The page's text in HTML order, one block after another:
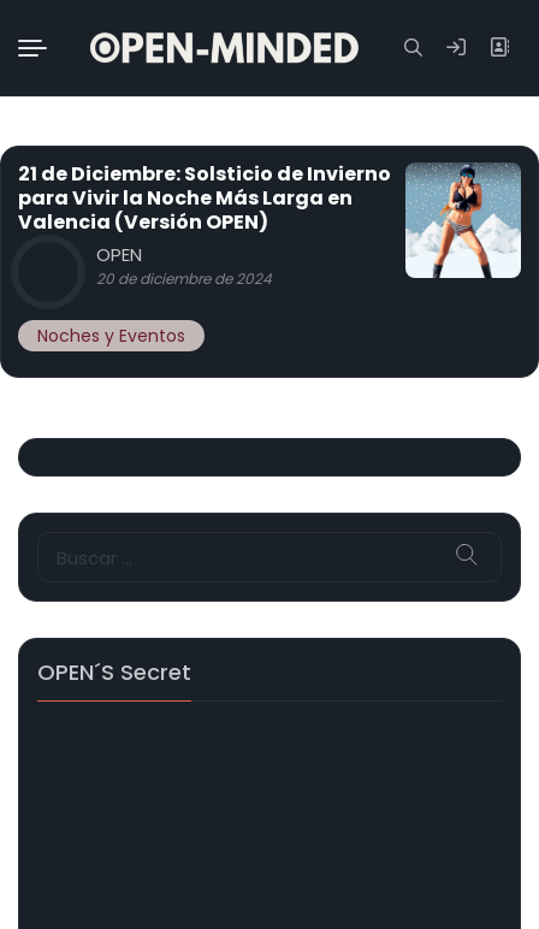
Buscar:
21 de Diciembre: Solsticio de Invierno
para Vivir la Noche Más Larga en
Valencia (Versión OPEN)
OPEN
20 de diciembre de 2024
Noches y Eventos
OPEN´s Secret